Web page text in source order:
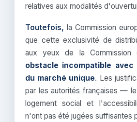
relatives aux modalités
Toutefois, la Commission
que cette exclusivité de
aux yeux de la Commission
obstacle incompatible
du marché unique. Les
par les autorités françaises —
logement social et
n'ont pas été jugées suffisantes